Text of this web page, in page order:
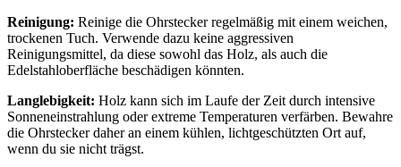
Reinigung: Reinige die Ohrstecker regelmäßig mit einem weichen,
trockenen Tuch. Verwende dazu keine aggressiven
Reinigungsmittel, da diese sowohl das Holz, als auch die
Edelstahloberfläche beschädigen könnten.
Langlebigkeit: Holz kann sich im Laufe der Zeit durch intensive
Sonneneinstrahlung oder extreme Temperaturen verfärben. Bewahre
die Ohrstecker daher an einem kühlen, lichtgeschützten Ort auf,
wenn du sie nicht trägst.